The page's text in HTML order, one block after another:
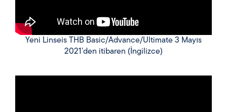
Yeni Linseis THB Basic/Advance/Ultimate 3 Mayıs
2021’den itibaren (İngilizce)